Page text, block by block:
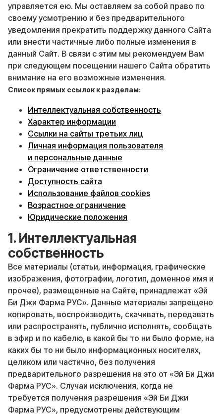
управляется ею. Мы оставляем за собой право по
своему усмотрению и без предварительного
уведомления прекратить поддержку данного Сайта
или внести частичные либо полные изменения в
данный Сайт. В связи с этим мы рекомендуем Вам
при следующем посещении нашего Сайта обратить
внимание на его возможные изменения.
Список прямых ссылок к разделам:
Интеллектуальная собственность
Характер информации
Ссылки на сайты третьих лиц
Личная информация пользователя
и персональные данные
Ограничение ответственности
Доступность сайта
Использование файлов cookies
Возрастное ограничение
Юридические положения
1. Интеллектуальная
собственность
Все материалы (статьи, информация, графические
изображения, фотографии, логотип, доменное имя и
прочее), размещенные на Сайте, принадлежат «Эй
Би Джи Фарма РУС». Данные материалы запрещено
копировать, воспроизводить, скачивать, передавать
или распространять, публично исполнять, сообщать
в эфир и по кабелю, в какой бы то ни было форме, на
каких бы то ни было информационных носителях,
целиком или частично, без получения
предварительного разрешения на это от «Эй Би Джи
Фарма РУС». Случаи исключения, когда не
требуется получения разрешения «Эй Би Джи
Фарма РУС», предусмотрены действующим